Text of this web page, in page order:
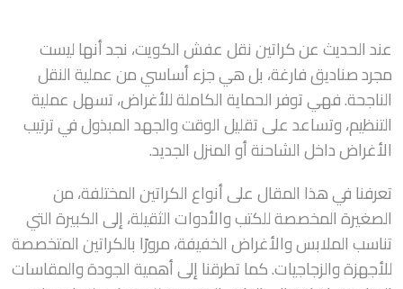
عند الحديث عن كراتين نقل عفش الكويت، نجد أنها ليست
مجرد صناديق فارغة، بل هي جزء أساسي من عملية النقل
الناجحة. فهي توفر الحماية الكاملة للأغراض، تسهل عملية
التنظيم، وتساعد على تقليل الوقت والجهد المبذول في ترتيب
الأغراض داخل الشاحنة أو المنزل الجديد.
تعرفنا في هذا المقال على أنواع الكراتين المختلفة، من
الصغيرة المخصصة للكتب والأدوات الثقيلة، إلى الكبيرة التي
تناسب الملابس والأغراض الخفيفة، مرورًا بالكراتين المتخصصة
للأجهزة والزجاجيات. كما تطرقنا إلى أهمية الجودة والمقاسات